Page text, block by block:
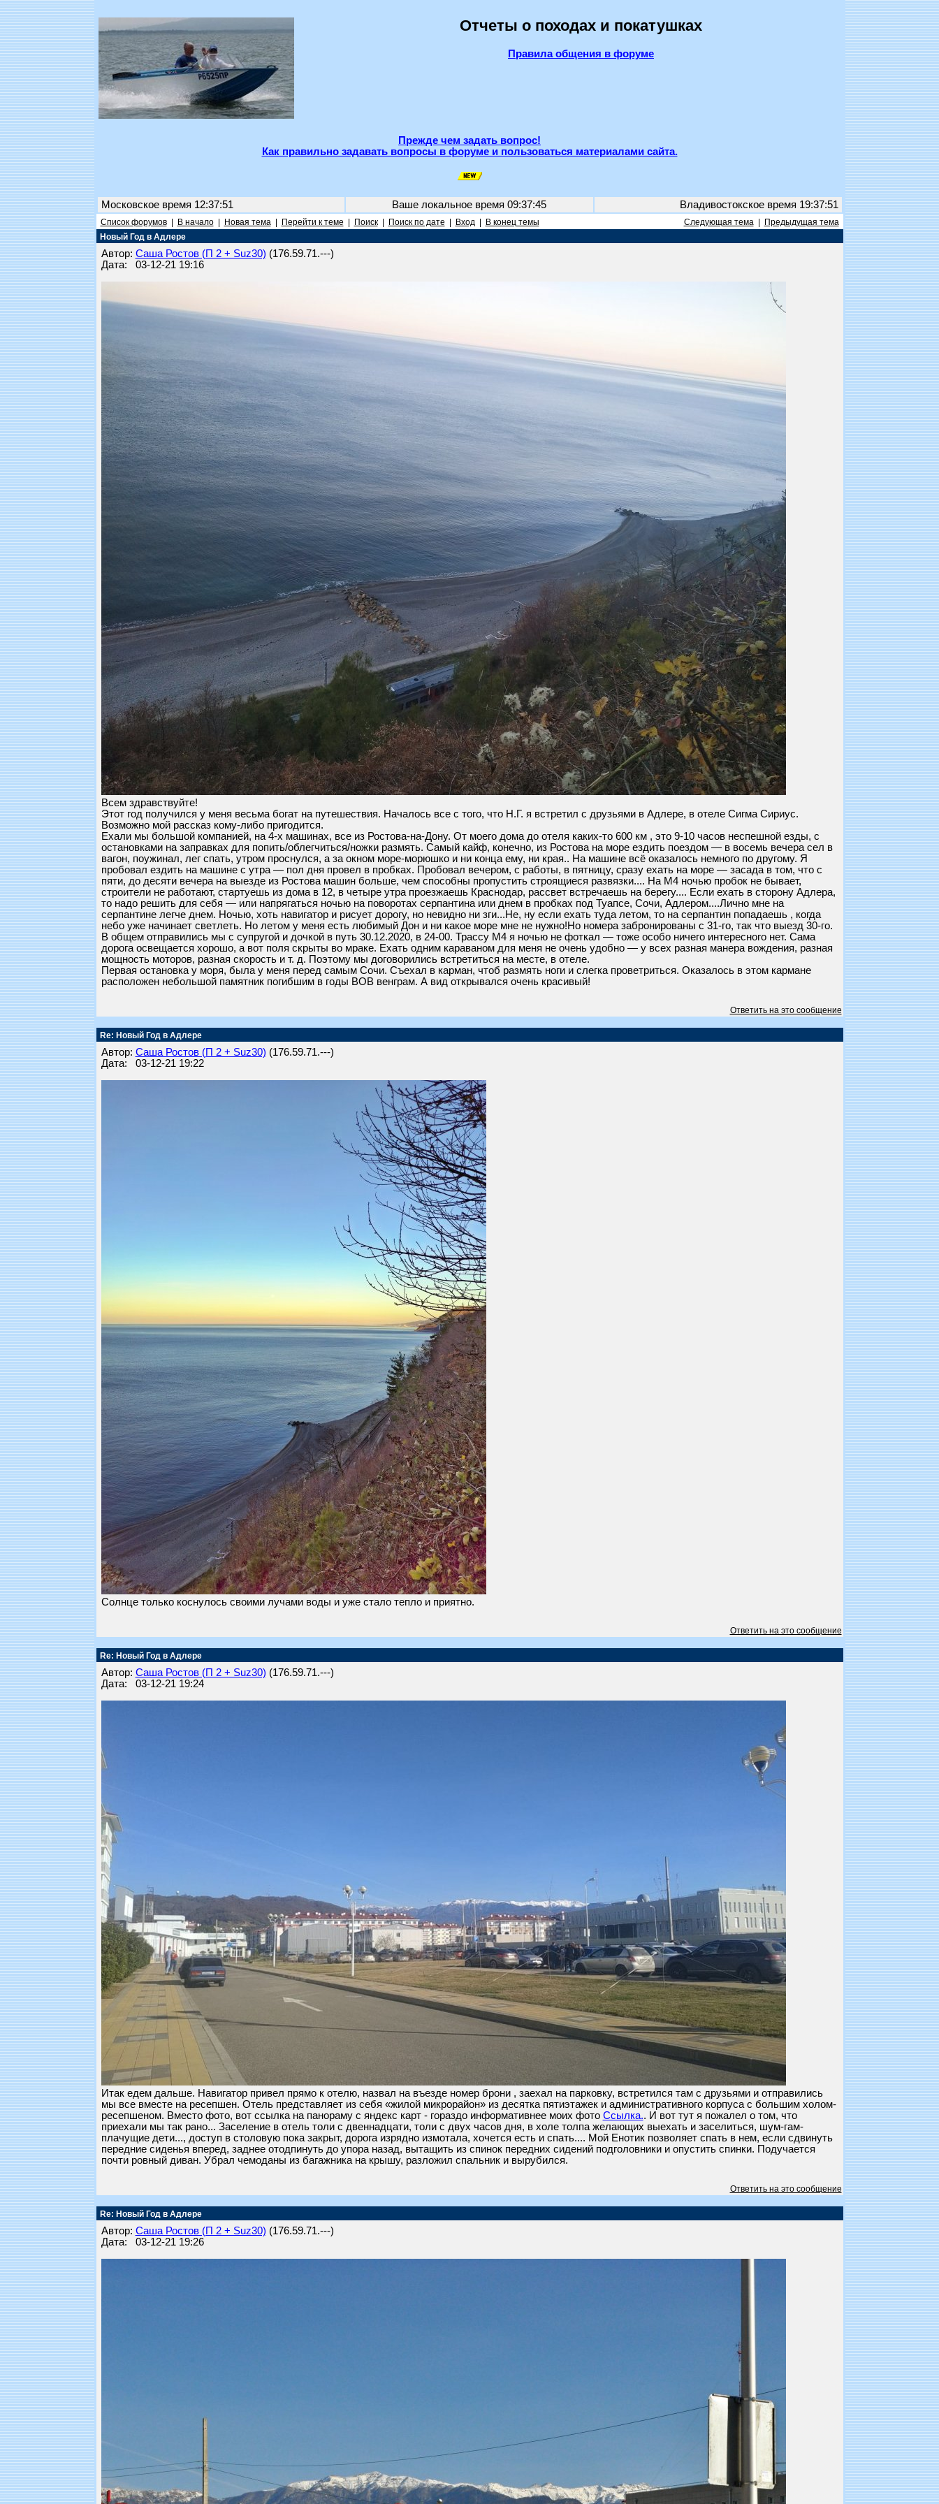
Отчеты о походах и покатушках
Правила общения в форуме
Прежде чем задать вопрос!
Как правильно задавать вопросы в форуме и пользоваться материалами сайта.
Московское время 12:37:51 Ваше локальное время 09:37:45 Владивостокское время 19:37:51
Список форумов| В начало| Новая тема| Перейти к теме Поиск| Поиск по дате Вход| В конец темы Следующая тема|
Предыдущая тема
Новый Год в Адлере
Автор: Саша Ростов (П 2 + Suz30) (176.59.71.---)
Дата: 03-12-21 19:16
Всем здравствуйте!
Этот год получился у меня весьма богат на путешествия. Началось все с того, что Н.Г. я встретил с друзьями в Адлере, в отеле Сигма Сириус.
Возможно мой рассказ кому-либо пригодится.
Ехали мы большой компанией, на 4-х машинах, все из Ростова-на-Дону. От моего дома до отеля каких-то 600 км , это 9-10 часов неспешной езды, с
остановками на заправках для попить/облегчиться/ножки размять. Самый кайф, конечно, из Ростова на море ездить поездом — в восемь вечера сел в
вагон, поужинал, лег спать, утром проснулся, а за окном море-морюшко и ни конца ему, ни края.. На машине всё оказалось немного по другому. Я
пробовал ездить на машине с утра — пол дня провел в пробках. Пробовал вечером, с работы, в пятницу, сразу ехать на море — засада в том, что с
пяти, до десяти вечера на выезде из Ростова машин больше, чем способны пропустить строящиеся развязки.... На М4 ночью пробок не бывает,
строители не работают, стартуешь из дома в 12, в четыре утра проезжаешь Краснодар, рассвет встречаешь на берегу.... Если ехать в сторону Адлера,
то надо решить для себя — или напрягаться ночью на поворотах серпантина или днем в пробках под Туапсе, Сочи, Адлером....Лично мне на
серпантине легче днем. Ночью, хоть навигатор и рисует дорогу, но невидно ни зги...Не, ну если ехать туда летом, то на серпантин попадаешь , когда
небо уже начинает светлеть. Но летом у меня есть любимый Дон и ни какое море мне не нужно!Но номера забронированы с 31-го, так что выезд 30-го.
В общем отправились мы с супругой и дочкой в путь 30.12.2020, в 24-00. Трассу М4 я ночью не фоткал — тоже особо ничего интересного нет. Сама
дорога освещается хорошо, а вот поля скрыты во мраке. Ехать одним караваном для меня не очень удобно — у всех разная манера вождения, разная
мощность моторов, разная скорость и т. д. Поэтому мы договорились встретиться на месте, в отеле.
Первая остановка у моря, была у меня перед самым Сочи. Съехал в карман, чтоб размять ноги и слегка проветриться. Оказалось в этом кармане
расположен небольшой памятник погибшим в годы ВОВ венграм. А вид открывался очень красивый!
Ответить на это сообщение
Re: Новый Год в Адлере
Автор: Саша Ростов (П 2 + Suz30) (176.59.71.---)
Дата: 03-12-21 19:22
Солнце только коснулось своими лучами воды и уже стало тепло и приятно.
Ответить на это сообщение
Re: Новый Год в Адлере
Автор: Саша Ростов (П 2 + Suz30) (176.59.71.---)
Дата: 03-12-21 19:24
Итак едем дальше. Навигатор привел прямо к отелю, назвал на въезде номер брони , заехал на парковку, встретился там с друзьями и отправились
мы все вместе на ресепшен. Отель представляет из себя «жилой микрорайон» из десятка пятиэтажек и административного корпуса с большим холом-
ресепшеном. Вместо фото, вот ссылка на панораму с яндекс карт - гораздо информативнее моих фото Ссылка.. И вот тут я пожалел о том, что
приехали мы так рано... Заселение в отель толи с двеннадцати, толи с двух часов дня, в холе толпа желающих выехать и заселиться, шум-гам-
плачущие дети..., доступ в столовую пока закрыт, дорога изрядно измотала, хочется есть и спать.... Мой Енотик позволяет спать в нем, если сдвинуть
передние сиденья вперед, заднее отодпинуть до упора назад, вытащить из спинок передних сидений подголовники и опустить спинки. Подучается
почти ровный диван. Убрал чемоданы из багажника на крышу, разложил спальник и вырубился.
Ответить на это сообщение
Re: Новый Год в Адлере
Автор: Саша Ростов (П 2 + Suz30) (176.59.71.---)
Дата: 03-12-21 19:26